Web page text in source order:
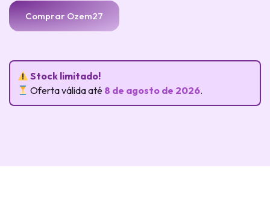
Comprar Ozem27
Stock limitado!
Oferta válida até 8 de agosto de 2026.